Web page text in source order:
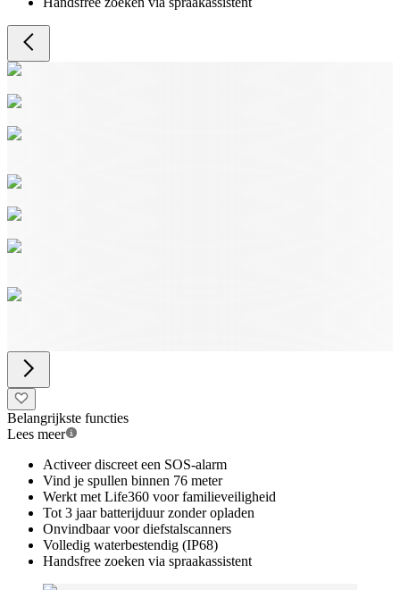
Belangrijkste functies
Lees meer
Activeer discreet een SOS-alarm
Vind je spullen binnen 76 meter
Werkt met Life360 voor familieveiligheid
Tot 3 jaar batterijduur zonder opladen
Onvindbaar voor diefstalscanners
Volledig waterbestendig (IP68)
Handsfree zoeken via spraakassistent